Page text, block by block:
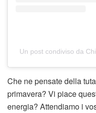
Un post condiviso da
Che ne pensate della
primavera? Vi piace
energia? Attendiamo i